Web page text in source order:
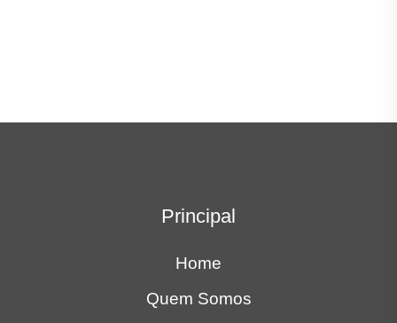
Principal
Home
Quem Somos